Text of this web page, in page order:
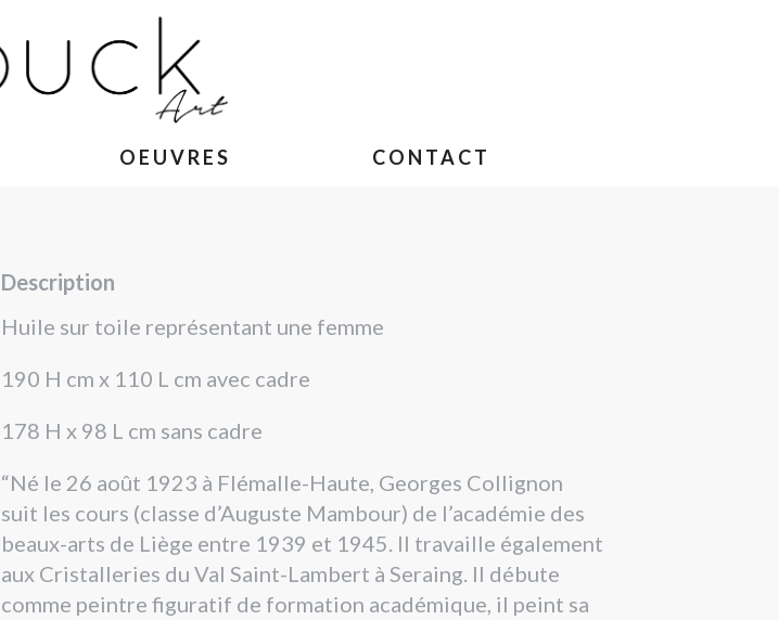
OEUVRES CONTACT
Description
Huile sur toile représentant une femme
190 H cm x 110 L cm avec cadre
178 H x 98 L cm sans cadre
“Né le 26 août 1923 à Flémalle-Haute, Georges Collignon
suit les cours (classe d’Auguste Mambour) de l’académie des
beaux-arts de Liège entre 1939 et 1945. Il travaille également
aux Cristalleries du Val Saint-Lambert à Seraing. Il débute
comme peintre figuratif de formation académique, il peint sa